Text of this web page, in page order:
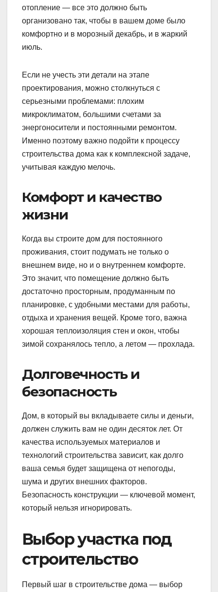
отопление — все это должно быть
организовано так, чтобы в вашем доме было
комфортно и в морозный декабрь, и в жаркий
июль.
Если не учесть эти детали на этапе
проектирования, можно столкнуться с
серьезными проблемами: плохим
микроклиматом, большими счетами за
энергоносители и постоянными ремонтом.
Именно поэтому важно подойти к процессу
строительства дома как к комплексной задаче,
учитывая каждую мелочь.
Комфорт и качество
жизни
Когда вы строите дом для постоянного
проживания, стоит подумать не только о
внешнем виде, но и о внутреннем комфорте.
Это значит, что помещение должно быть
достаточно просторным, продуманным по
планировке, с удобными местами для работы,
отдыха и хранения вещей. Кроме того, важна
хорошая теплоизоляция стен и окон, чтобы
зимой сохранялось тепло, а летом — прохлада.
Долговечность и
безопасность
Дом, в который вы вкладываете силы и деньги,
должен служить вам не один десяток лет. От
качества используемых материалов и
технологий строительства зависит, как долго
ваша семья будет защищена от непогоды,
шума и других внешних факторов.
Безопасность конструкции — ключевой момент,
который нельзя игнорировать.
Выбор участка под
строительство
Первый шаг в строительстве дома — выбор